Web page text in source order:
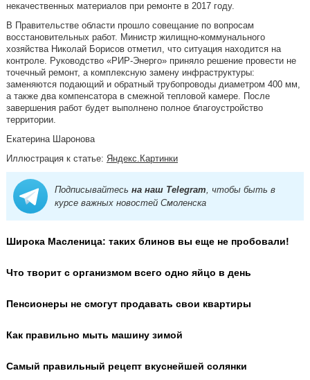
некачественных материалов при ремонте в 2017 году.
В Правительстве области прошло совещание по вопросам
восстановительных работ. Министр жилищно-коммунального
хозяйства Николай Борисов отметил, что ситуация находится на
контроле. Руководство «РИР-Энерго» приняло решение провести не
точечный ремонт, а комплексную замену инфраструктуры:
заменяются подающий и обратный трубопроводы диаметром 400 мм,
а также два компенсатора в смежной тепловой камере. После
завершения работ будет выполнено полное благоустройство
территории.
Екатерина Шаронова
Иллюстрация к статье: Яндекс.Картинки
Подписывайтесь на наш Telegram, чтобы быть в
курсе важных новостей Смоленска
Широка Масленица: таких блинов вы еще не пробовали!
Что творит с организмом всего одно яйцо в день
Пенсионеры не смогут продавать свои квартиры
Как правильно мыть машину зимой
Самый правильный рецепт вкуснейшей солянки